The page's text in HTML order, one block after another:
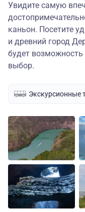
Увидите самую
каньон. Посетите
и древний город
будет возможность
выбор.
Экскурсионные